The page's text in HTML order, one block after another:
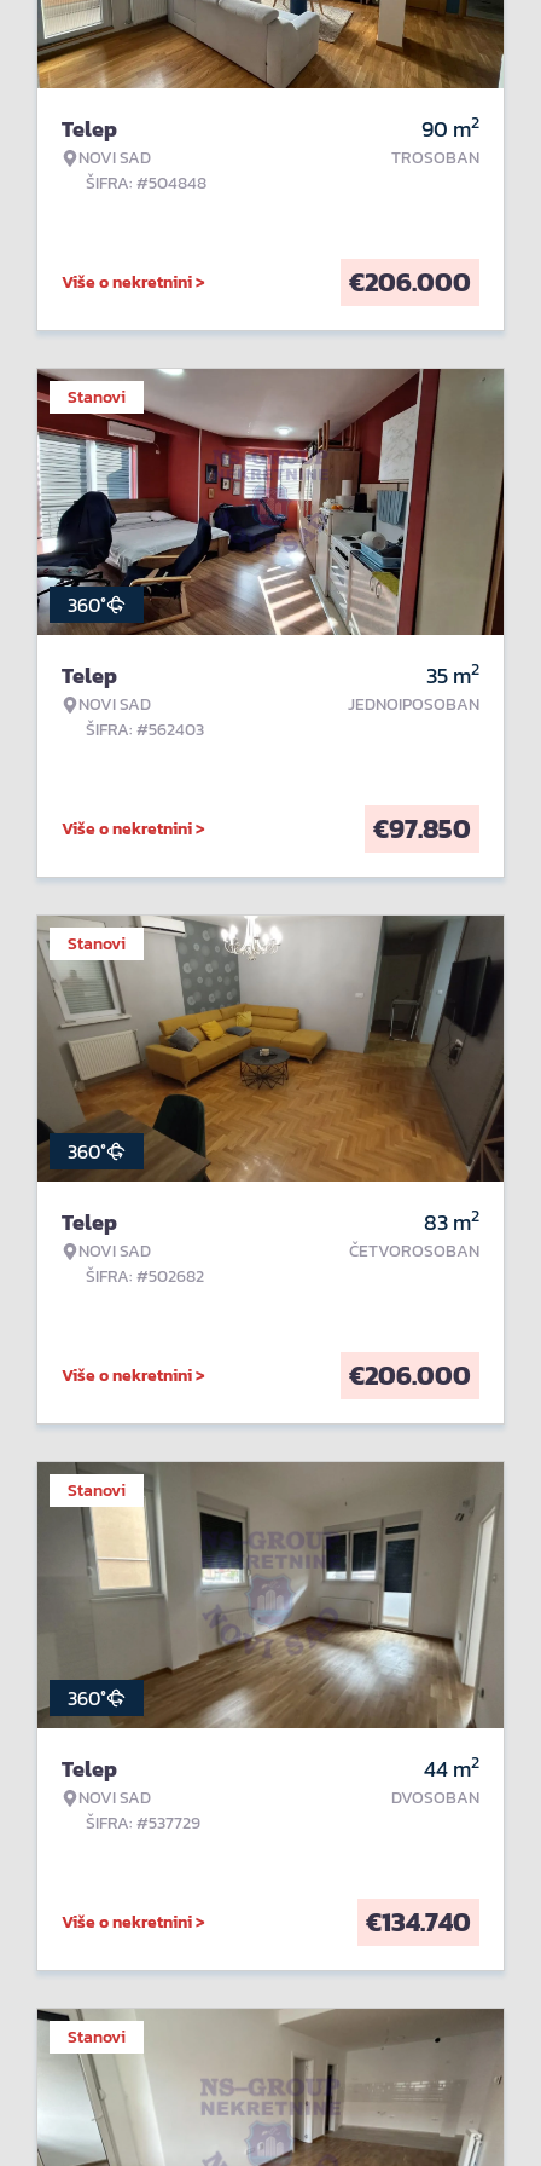
Telep
NOVI SAD
ŠIFRA: #504848
90 m2
TROSOBAN
Više o nekretnini > €206.000
Stanovi
360°
Telep
NOVI SAD
ŠIFRA: #562403
35m2
JEDNOIPOSOBAN
Više o nekretnini > €97.850
Stanovi
360°
Telep
NOVI SAD
ŠIFRA: #502682
83m2
ČETVOROSOBAN
Više o nekretnini > €206.000
Stanovi
360°
Telep
NOVI SAD
ŠIFRA: #537729
44m2
DVOSOBAN
Više o nekretnini > €134.740
Stanovi